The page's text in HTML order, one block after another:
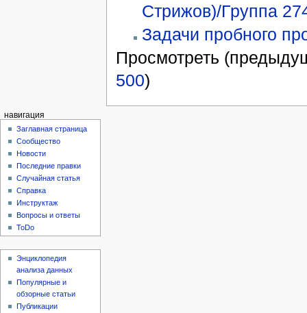
Стрижов)/Группа
Задачи пробного
Просмотреть
500)
навигация
Заглавная страница
Сообщество
Новости
Последние правки
Случайная статья
Справка
Инструктаж
Вопросы и ответы
ToDo
Энциклопедия
анализа данных
Популярные и
обзорные статьи
Публикации